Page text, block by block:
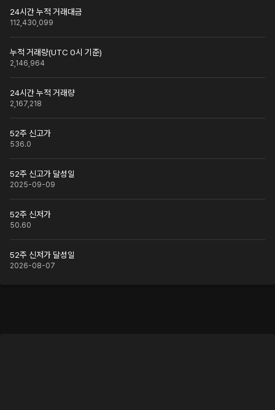
24시간 누적 거래대금
112,430,099
누적 거래량(UTC 0시 기준)
2,146,964
24시간 누적 거래량
2,167,218
52주 신고가
536.0
52주 신고가 달성일
2025-09-09
52주 신저가
50.60
52주 신저가 달성일
2026-08-07